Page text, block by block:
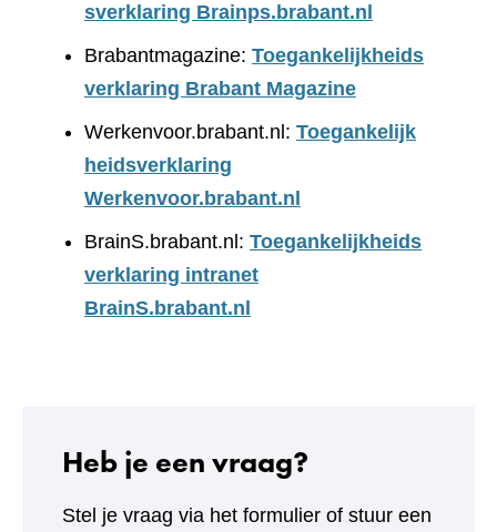
sverklaring Brainps.brabant.nl
Brabantmagazine: Toegankelijkheids
verklaring Brabant Magazine
Werkenvoor.brabant.nl: Toegankelijk
heidsverklaring
Werkenvoor.brabant.nl
BrainS.brabant.nl: Toegankelijkheids
verklaring intranet
BrainS.brabant.nl
Heb je een vraag?
Stel je vraag via het formulier of stuur een